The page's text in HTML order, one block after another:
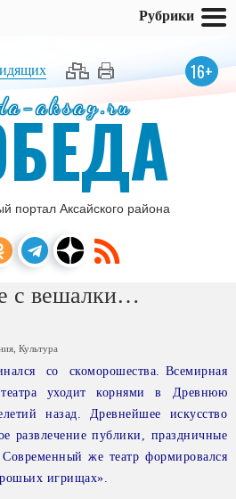
16+
aksay.ru
портал Аксайского района
с вешалки…
Культура
со скоморошества. Всемирная
театра уходит корнями в Древнюю
назад. Древнейшее искусство
развлечение публики, праздничные
же театр формировался
игрищах».
Рубрики